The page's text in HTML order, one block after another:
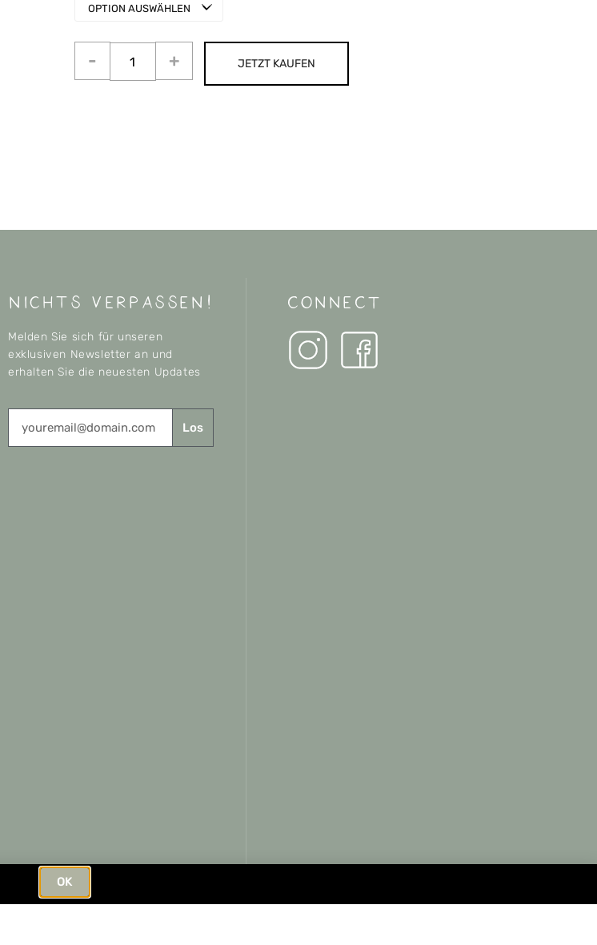
JETZT KAUFEN
nichts verpassen!
Melden Sie sich für unseren
exklusiven Newsletter an und
erhalten Sie die neuesten Updates
Los
CONNECT
OK